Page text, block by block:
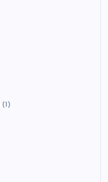
(1)